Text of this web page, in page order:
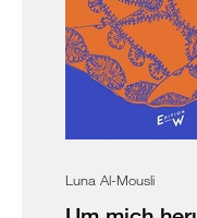
Luna Al-Mousli